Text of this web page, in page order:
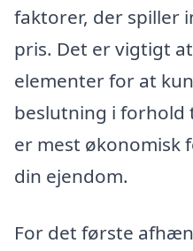
faktorer, der spiller
pris. Det er vigtigt
elementer for at
beslutning i forhold
er mest økonomisk
din ejendom.
For det første